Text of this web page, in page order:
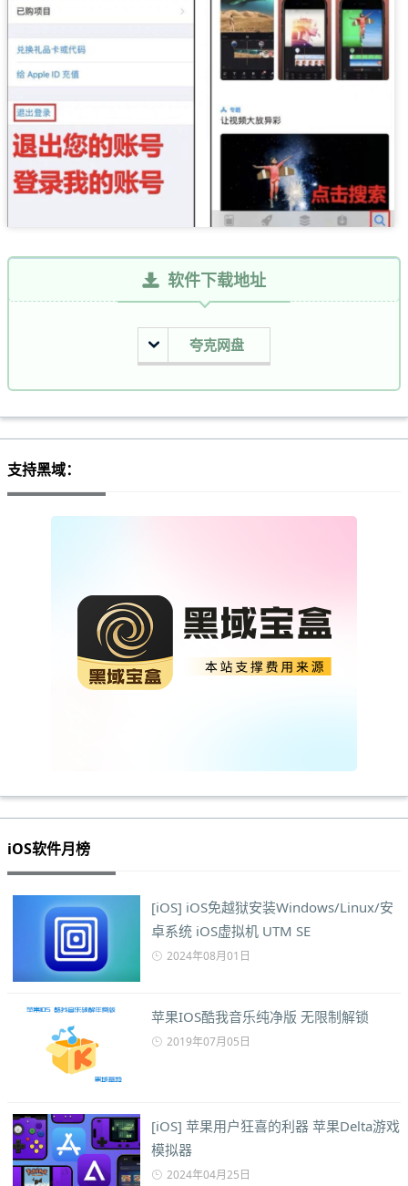
软件下载地址
夸克网盘
支持黑域：
iOS软件月榜
[iOS] iOS免越狱安装Windows/Linux/安
卓系统 iOS虚拟机 UTM SE
2024年08月01日
苹果IOS酷我音乐纯净版 无限制解锁
2019年07月05日
[iOS] 苹果用户狂喜的利器 苹果Delta游戏
模拟器
2024年04月25日